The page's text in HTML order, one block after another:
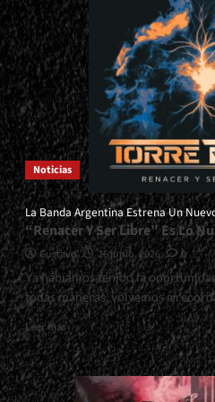
Noticias
La Banda Argentina Estrena Un
“Renacer Y Ser Libre” Es Lo
Gustavo 26 junio, 2026
0
Ya habíamos tenido la
todas maneras, volvemos a
Leer másRead
more
about
<small>La
Banda